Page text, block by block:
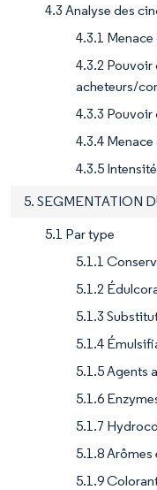
4.3 Analyse des
4.3.1
4.3.2
acheteurs/
4.3.3
4.3.4
4.3.5
5. SEGMENTATION
5.1 Par type
5.1.1
5.1.2
5.1.3
5.1.4
5.1.5 Agents
5.1.6
5.1.7
5.1.8 Arômes
5.1.9